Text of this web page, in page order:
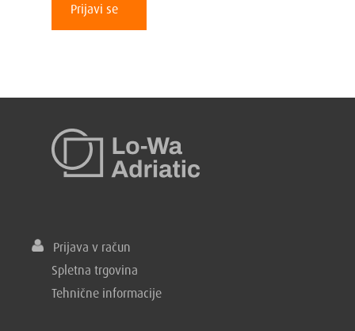
Prijavi se
Prijava v račun
Spletna trgovina
Tehnične informacije